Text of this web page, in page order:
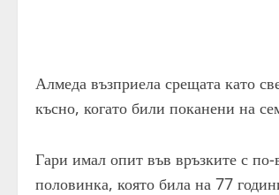
Алмеда възприела срещата като
късно, когато били поканени на
Гари имал опит във връзките с
половинка, която била на 77